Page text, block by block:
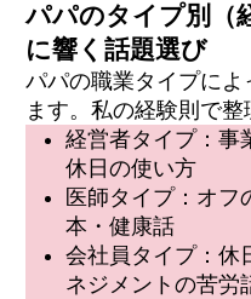
パパのタイプ別（
に響く話題選び
パパの職業タイプに
ます。私の経験則で整
経営者タイプ：事
休日の使い方
医師タイプ：オフ
本・健康話
会社員タイプ：休
ネジメントの苦労